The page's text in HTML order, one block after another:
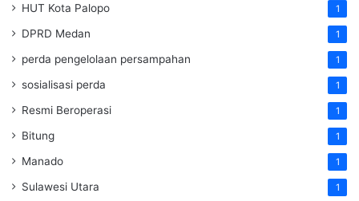
HUT Kota Palopo 1
DPRD Medan 1
perda pengelolaan persampahan 1
sosialisasi perda 1
Resmi Beroperasi 1
Bitung 1
Manado 1
Sulawesi Utara 1